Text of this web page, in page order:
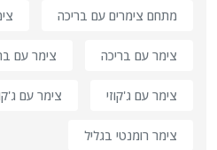
מתחם צימרים עם בריכה
צימר עם בריכה צימר עם
צימר עם ג'קוזי צימר עם
צימר רומנטי בגליל